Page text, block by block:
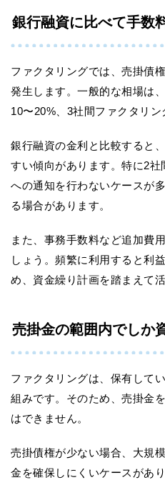
銀行融資に比べて手数
ファクタリングでは、売掛債
発生します。一般的な相場は
10〜20%、3社間ファクタリン
銀行融資の金利と比較すると
すい傾向があります。特に2
への通知を行わないケースが
る場合があります。
また、事務手数料など追加費
しょう。頻繁に利用すると利
め、資金繰り計画を踏まえて
売掛金の範囲内でしか
ファクタリングは、保有して
組みです。そのため、売掛金
はできません。
売掛債権が少ない場合、大規
金を確保しにくいケースがあ